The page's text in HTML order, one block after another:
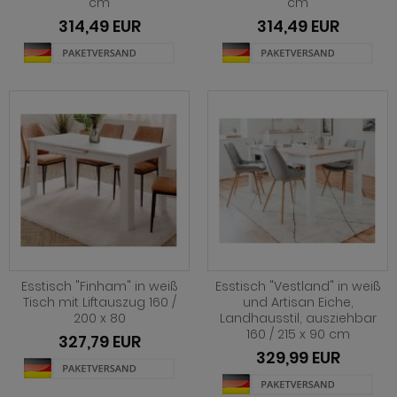
314,49 EUR 314,49 EUR
Esstisch "Finham" in weiß
Tisch mit Liftauszug 160 /
200 x 80
327,79 EUR
Esstisch "Vestland" in weiß
und Artisan Eiche,
Landhausstil, ausziehbar
160 / 215 x 90 cm
329,99 EUR
Niran
Nobile
Onawa grau
Onawa grün
Onawa weiß
Option Jackson Eiche
Option Kaschmir
Piano
Ribera
Rideau
Norris
Norwich
Palamos
Paterno
Piano
Plate
Prime
Ribera
Rideau